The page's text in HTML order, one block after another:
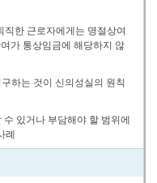
한 근로자에게는 명절상여
가 통상임금에 해당하지 않
하는 것이 신의성실의 원칙
있거나 부담해야 할 범위에
례